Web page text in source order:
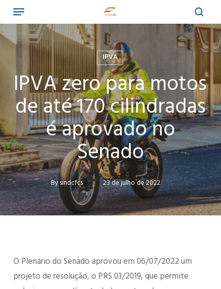
Skip
to
main
Menu
IPVA
IPVA zero para motos
de até 170 cilindradas
é aprovado no
Senado
Bysindcfcs 23 de julho de 2022
O Plenário do Senado aprovou em 06/07/2022 um
projeto de resolução, o PRS 03/2019, que permite